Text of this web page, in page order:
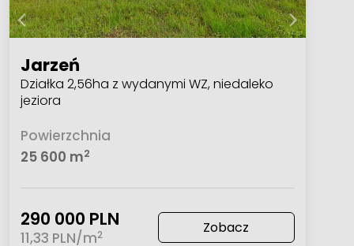
Jarzeń
Działka 2,56ha z wydanymi WZ, niedaleko
jeziora
Powierzchnia
25 600 m2
290 000 PLN
11,33 PLN/m2 Zobacz